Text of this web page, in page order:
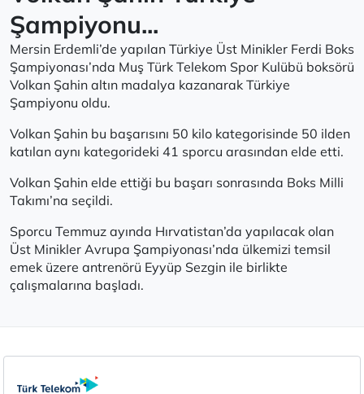
Şampiyonu...
Mersin Erdemli’de yapılan Türkiye Üst Minikler Ferdi Boks
Şampiyonası’nda Muş Türk Telekom Spor Kulübü boksörü
Volkan Şahin altın madalya kazanarak Türkiye
Şampiyonu oldu.
Volkan Şahin bu başarısını 50 kilo kategorisinde 50 ilden
katılan aynı kategorideki 41 sporcu arasından elde etti.
Volkan Şahin elde ettiği bu başarı sonrasında Boks Milli
Takımı’na seçildi.
Sporcu Temmuz ayında Hırvatistan’da yapılacak olan
Üst Minikler Avrupa Şampiyonası’nda ülkemizi temsil
emek üzere antrenörü Eyyüp Sezgin ile birlikte
çalışmalarına başladı.